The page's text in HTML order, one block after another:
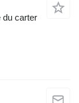
du carter